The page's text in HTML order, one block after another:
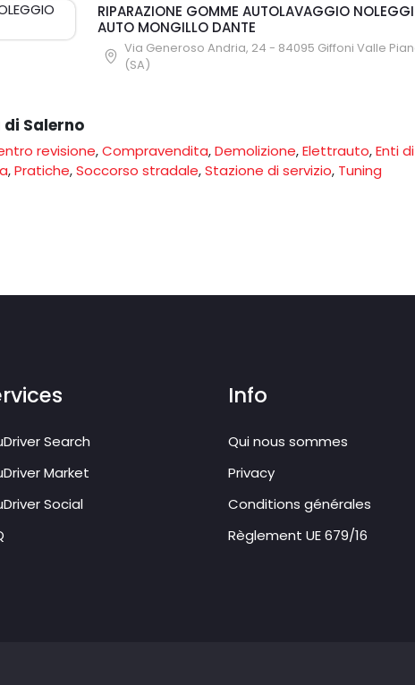
RIPARAZIONE GOMME AUTOLAVAGGIO
AUTO MONGILLO DANTE
Via Generoso Andria, 24 - 84095 Giffoni Valle
(SA)
Salerno
revisione,Compravendita,Demolizione,Elettrauto,Enti di
,Pratiche,Soccorso stradale,Stazione di servizio, Tuning
Search
Market
Social
Info
Qui nous sommes
Privacy
Conditions générales
Règlement UE 679/16